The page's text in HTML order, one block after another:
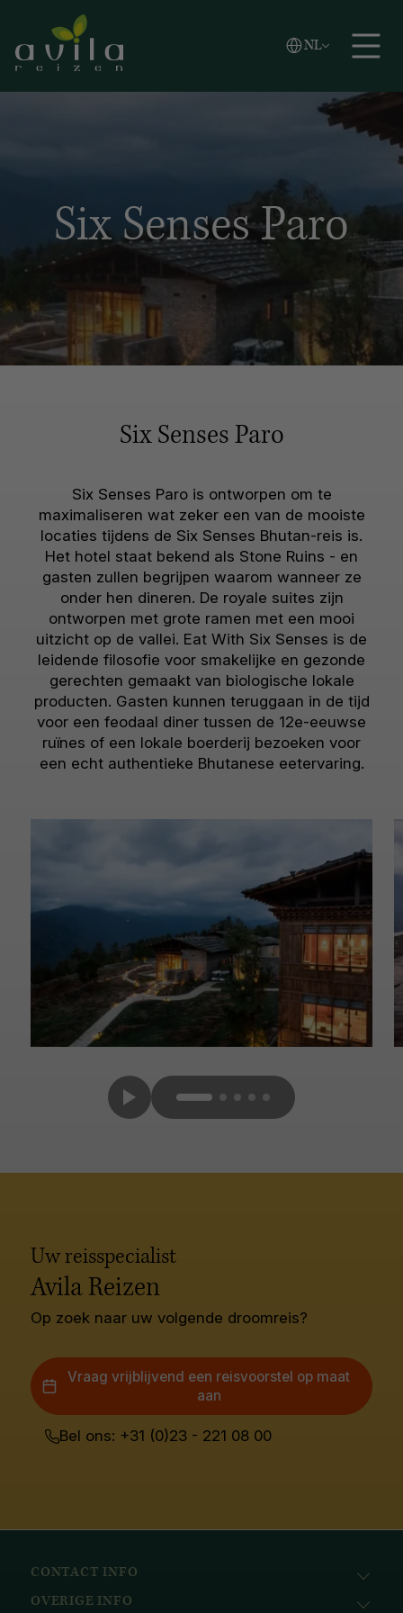
Zoeken
NL
Vlaams
English
Six Senses Paro
Six Senses Paro
Six Senses Paro is ontworpen om te
maximaliseren wat zeker een van de mooiste
locaties tijdens de Six Senses Bhutan-reis is.
Het hotel staat bekend als Stone Ruins - en
gasten zullen begrijpen waarom wanneer ze
onder hen dineren. De royale suites zijn
ontworpen met grote ramen met een mooi
uitzicht op de vallei. Eat With Six Senses is de
leidende filosofie voor smakelijke en gezonde
gerechten gemaakt van biologische lokale
producten. Gasten kunnen teruggaan in de tijd
voor een feodaal diner tussen de 12e-eeuwse
ruïnes of een lokale boerderij bezoeken voor
een echt authentieke Bhutanese eetervaring.
Uw reisspecialist
Avila Reizen
Op zoek naar uw volgende droomreis?
Vraag vrijblijvend een reisvoorstel op maat
aan
Bel ons: +31 (0)23 - 221 08 00
CONTACT INFO
Avila Reizen
OVERIGE INFO